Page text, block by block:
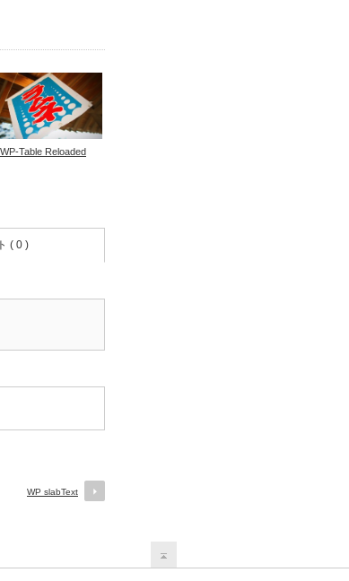
WP-Table Reloaded
( 0 )
WP slabText